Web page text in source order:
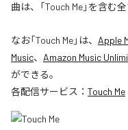
曲は、「Touch Me」を含む
なお「Touch Me」は、 Apple
Music、 Amazon Music
ができる。
各配信サービス： Touch Me